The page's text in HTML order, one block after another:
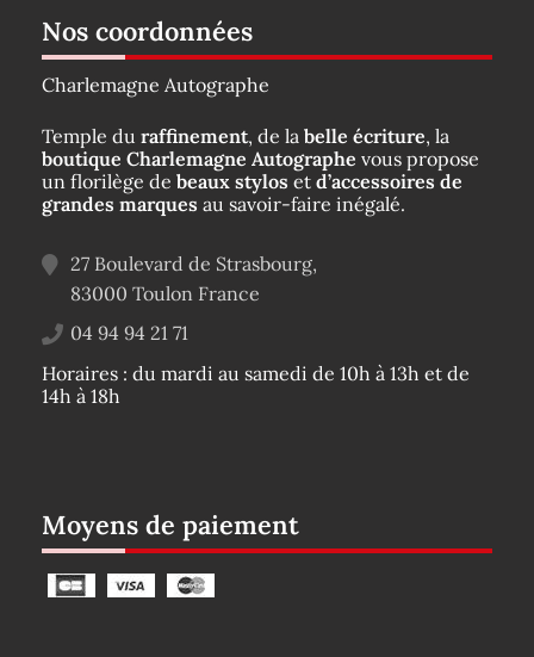
Nos coordonnées
Charlemagne Autographe
Temple du raffinement, de la belle écriture, la
boutique Charlemagne Autographe vous propose
un florilège de beaux stylos et d’accessoires de
grandes marques au savoir-faire inégalé.
27 Boulevard de Strasbourg,
83000 Toulon France
04 94 94 21 71
Horaires : du mardi au samedi de 10h à 13h et de
14h à 18h
Moyens de paiement